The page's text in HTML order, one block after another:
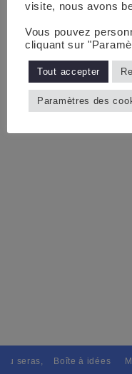
tu seras, Pour tous avec
Boîte à idées
visite, nous avons
Vous pouvez
cliquant sur
Tout accepter
Paramètres des